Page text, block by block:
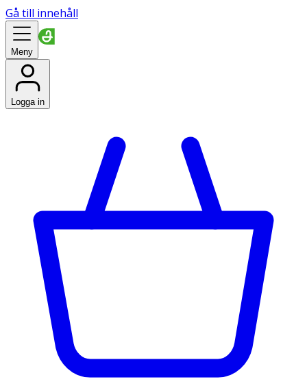
Gå till innehåll
Meny
Logga in